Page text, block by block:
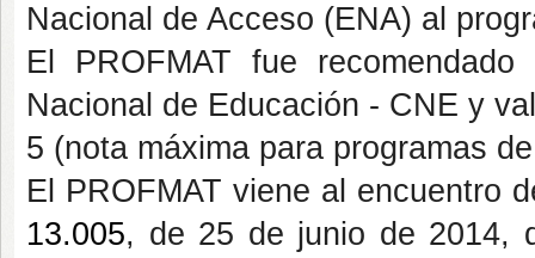
Nacional de Acceso (ENA) al
El PROFMAT fue
Nacional de Educación - CNE y
5 (nota máxima para programas
El PROFMAT viene al encuentro
13.005, de 25 de junio de 2014,